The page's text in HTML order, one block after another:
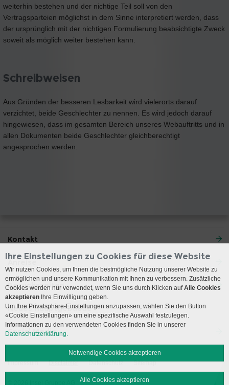
weiterhin bestehen und der nichtige Teil soll von den
Vertragsparteien möglichst in dem Sinne interpretiert werden, dass
der ursprünglich mit der nichtigen Formulierung beabsichtigte Zweck
soweit als möglich weiter bestehen kann.
Schreibweisen
Aus Gründen der besseren Lesbarkeit wird vielerorts darauf
verzichtet, beide Geschlechter zu nennen. Es wird jedoch darauf
hingewiesen, dass im gesamten Bereich unseres Webauftritts und in
allen Dokumenten beide Geschlechter gleichberechtigt
angesprochen werden.
Kontakt
Anreise
Besuchszeiten
Neues Hauptgebäude
Social Media
Impressum Disclaimer Datenschutz Sitemap
Ihre Einstellungen zu Cookies für diese Website
Wir nutzen Cookies, um Ihnen die bestmögliche Nutzung unserer Website zu
ermöglichen und unsere Kommunikation mit Ihnen zu verbessern. Zusätzliche
Cookies werden nur verwendet, wenn Sie uns durch Klicken aufAlle Cookies
akzeptieren Ihre Einwilligung geben.
Um Ihre Privatsphäre-Einstellungen anzupassen, wählen Sie den Button
«Cookie Einstellungen» um eine spezifische Auswahl festzulegen.
Informationen zu den verwendeten Cookies finden Sie in unserer
Datenschutzerklärung.
Notwendige Cookies akzeptieren
Alle Cookies akzeptieren